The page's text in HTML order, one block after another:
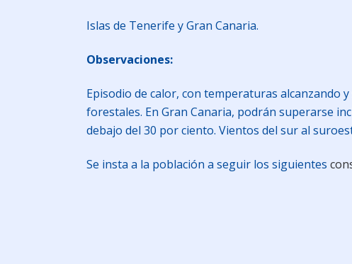
Islas de Tenerife y Gran Canaria.
Observaciones:
Episodio de calor, con temperaturas alcanzando
forestales. En Gran Canaria, podrán superarse
debajo del 30 por ciento. Vientos del sur al
Se insta a la población a seguir los siguientes